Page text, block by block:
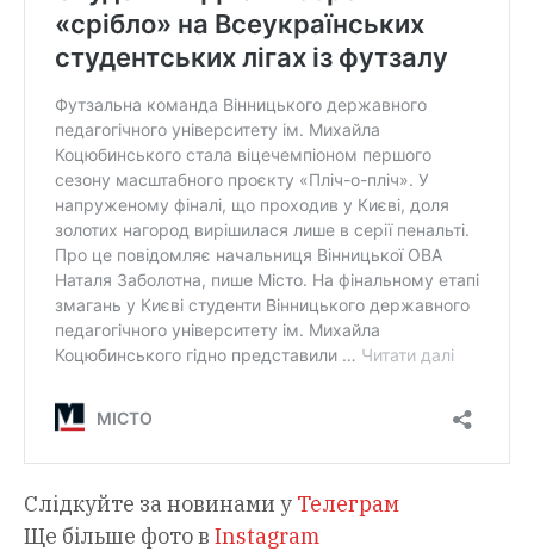
Слідкуйте за новинами у Телеграм
Ще більше фото в Instagram